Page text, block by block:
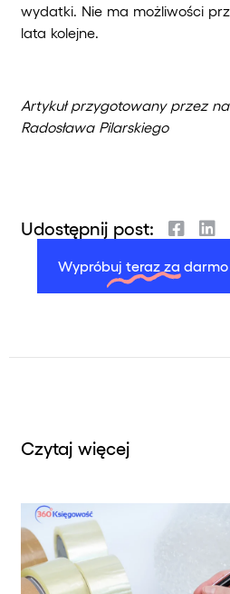
wydatki. Nie ma możliwości
lata kolejne.
Artykuł przygotowany przez
Radosława Pilarskiego
Udostępnij post:
Wypróbuj teraz za darmo
Czytaj więcej